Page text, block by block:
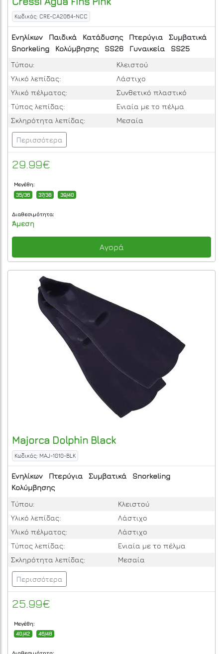
Κωδικός: CRE-CA2064-NCC
Ενηλίκων Παιδικά Κατάδυσης Πτερύγια
Συμβατικά
Snorkeling
Κολύμβησης SS26 Γυναικεία
SS25
Τύπου:
Κλειστού
Υλικό λεπίδας:
Λάστιχο
Υλικό πέλματος:
Συνθετικό πλαστικό
Τύπος λεπίδας:
Ενιαία με το πέλμα
Σκληρότητα λεπίδας:
Μεσαία
Περισσότερα
29.99€
Μεγέθη:
35/36
37/38 39/40
Διαθεσιμότητα:
Άμεση
Αγορά
Majorca Dolphin Black
Κωδικός: MAJ-1010-BLK
Ενηλίκων Πτερύγια Συμβατικά
Snorkeling
Κολύμβησης
Τύπου:
Κλειστού
Υλικό λεπίδας:
Λάστιχο
Υλικό πέλματος:
Λάστιχο
Τύπος λεπίδας:
Ενιαία με το πέλμα
Σκληρότητα λεπίδας:
Μεσαία
Περισσότερα
25.99€
Μεγέθη:
40/42
46/48